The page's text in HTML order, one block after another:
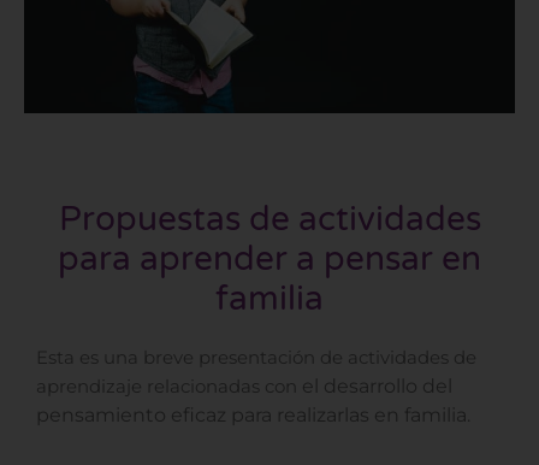
Propuestas de actividades
para aprender a pensar en
familia
Esta es una breve presentación de actividades de
aprendizaje relacionadas con el desarrollo del
pensamiento eficaz para realizarlas en familia.